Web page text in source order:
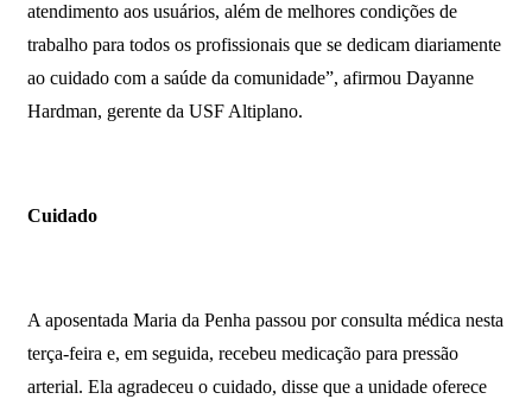
atendimento aos usuários, além de melhores condições de
trabalho para todos os profissionais que se dedicam diariamente
ao cuidado com a saúde da comunidade”, afirmou Dayanne
Hardman, gerente da USF Altiplano.
Cuidado
A aposentada Maria da Penha passou por consulta médica nesta
terça-feira e, em seguida, recebeu medicação para pressão
arterial. Ela agradeceu o cuidado, disse que a unidade oferece